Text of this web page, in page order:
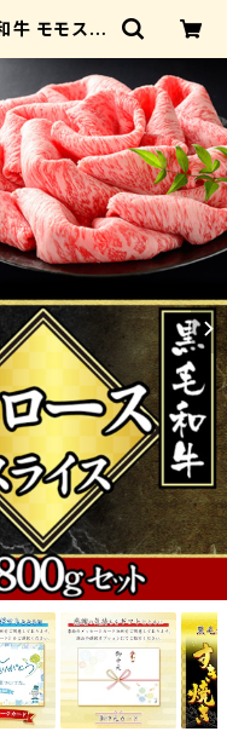
牛 モモスラ
牛 お肉 牛
【送
誕生日 バレ
フト | チェ